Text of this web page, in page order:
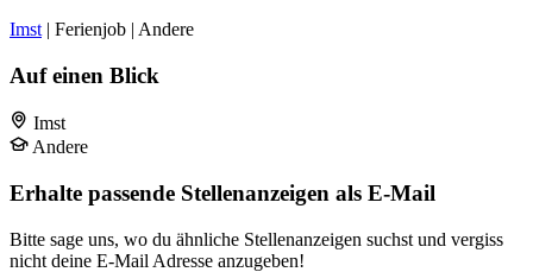
Imst | Ferienjob | Andere
Auf einen Blick
Imst
Andere
Erhalte passende Stellenanzeigen als E-Mail
Bitte sage uns, wo du ähnliche Stellenanzeigen suchst und vergiss
nicht deine E-Mail Adresse anzugeben!